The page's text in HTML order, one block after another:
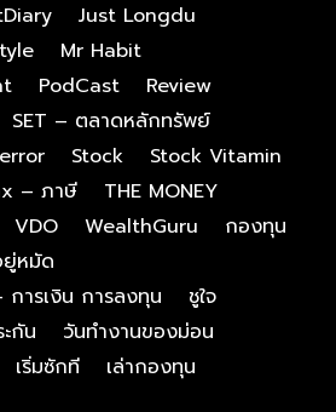
Just Longdu
Mr Habit
PodCast
Review
SET – ตลาดหลักทรัพย์
Stock
Stock Vitamin
– ภาษี
THE MONEY
VDO WealthGuru
กองทุน
หมัด
การเงิน การลงทุน
ชูใจ
กัน
วันทำงานของม่อน
เริ่มซักที
เล่ากองทุน